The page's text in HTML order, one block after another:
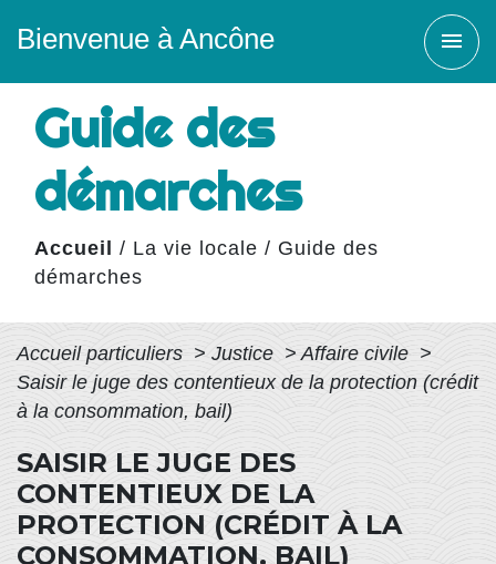
Bienvenue à Ancône menu
Guide des
démarches
Accueil / La vie locale / Guide des
démarches
Accueil particuliers > Justice > Affaire civile >
Saisir le juge des contentieux de la protection (crédit
à la consommation, bail)
SAISIR LE JUGE DES
CONTENTIEUX DE LA
PROTECTION (CRÉDIT À LA
CONSOMMATION, BAIL)